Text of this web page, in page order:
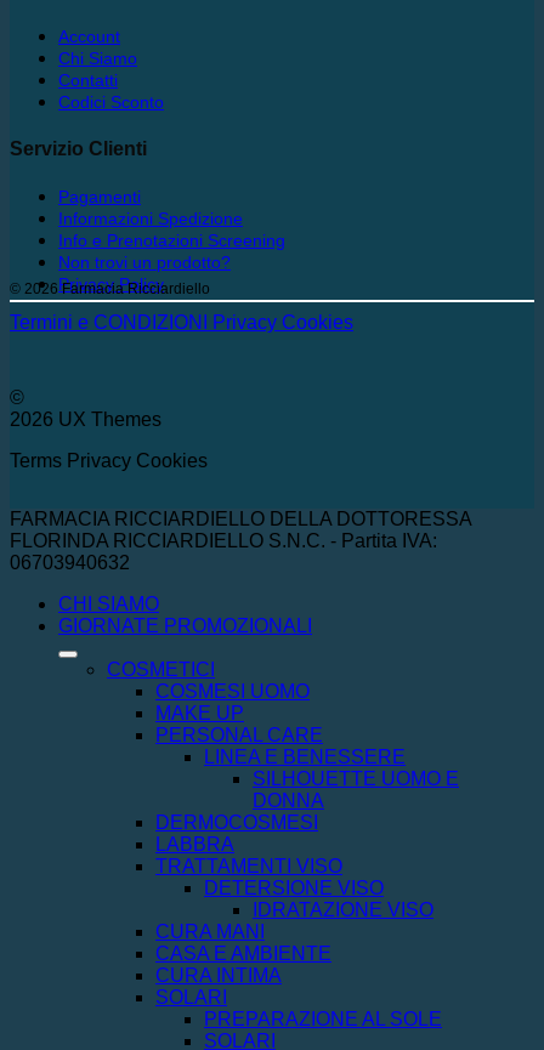
Account
Chi Siamo
Contatti
Codici Sconto
Servizio Clienti
Pagamenti
Informazioni Spedizione
Info e Prenotazioni Screening
Non trovi un prodotto?
Privacy Policy
© 2026 Farmacia Ricciardiello
Termini e CONDIZIONI Privacy Cookies
©
2026 UX Themes
Terms Privacy Cookies
FARMACIA RICCIARDIELLO DELLA DOTTORESSA
FLORINDA RICCIARDIELLO S.N.C. - Partita IVA:
06703940632
CHI SIAMO
GIORNATE PROMOZIONALI
COSMETICI
COSMESI UOMO
MAKE UP
PERSONAL CARE
LINEA E BENESSERE
SILHOUETTE UOMO E
DONNA
DERMOCOSMESI
LABBRA
TRATTAMENTI VISO
DETERSIONE VISO
IDRATAZIONE VISO
CURA MANI
CASA E AMBIENTE
CURA INTIMA
SOLARI
PREPARAZIONE AL SOLE
SOLARI